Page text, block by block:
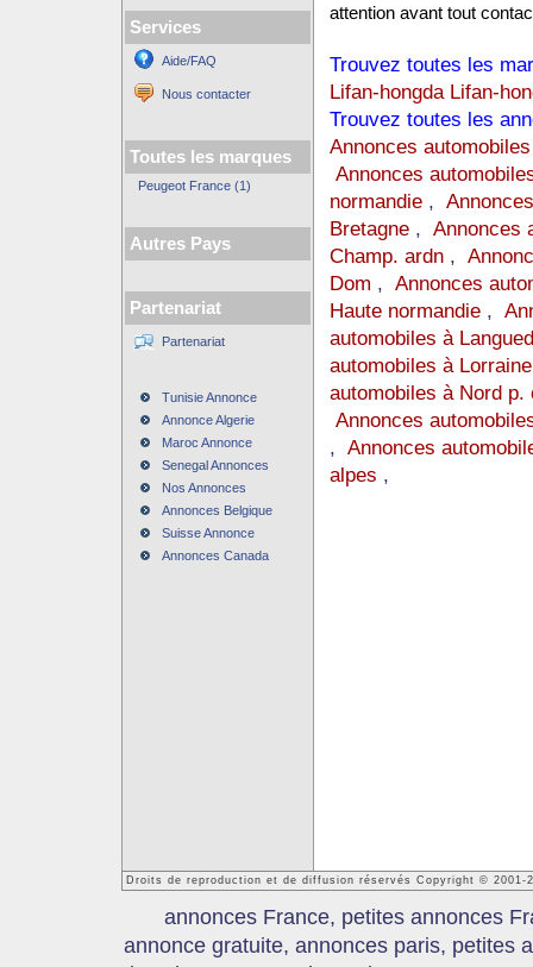
Services
Aide/FAQ
Nous contacter
Toutes les marques
Peugeot France (1)
Autres Pays
Partenariat
Partenariat
Tunisie Annonce
Annonce Algerie
Maroc Annonce
Senegal Annonces
Nos Annonces
Annonces Belgique
Suisse Annonce
Annonces Canada
attention avant tout
Trouvez toutes les
Lifan-hongda Lifan-
Trouvez toutes les
Annonces
Annonces
normandie,
Bretagne, Annonces
Champ. ardn,
Dom , Annonces
Haute normandie,
automobiles à
automobiles à Lorraine
automobiles à Nord p.
Annonces
, Annonces
alpes ,
Droits de reproduction et de diffusion réservés Copyright © 2001-
annonces France, petites annonces
annonce gratuite, annonces paris, petites